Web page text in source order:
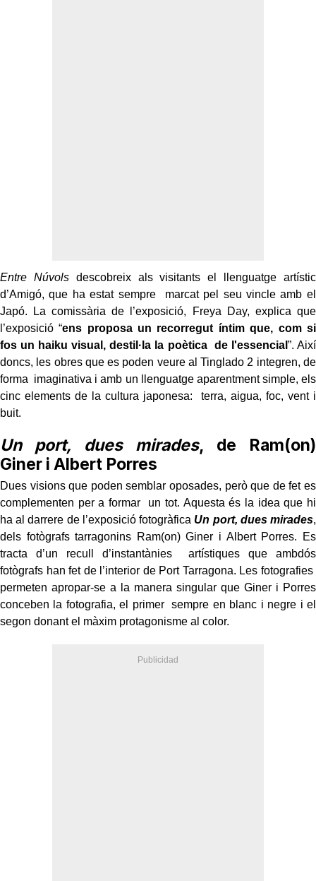
Entre Núvols descobreix als visitants el llenguatge artístic
d’Amigó, que ha estat sempre marcat pel seu vincle amb el
Japó. La comissària de l’exposició, Freya Day, explica que
’exposició “ens proposa un recorregut íntim que, com si
fos un haiku visual, destil·la la poètica de l'essencial ”. Així
doncs, les obres que es poden veure al Tinglado 2 integren, de
forma imaginativa i amb un llenguatge aparentment simple, els
cinc elements de la cultura japonesa: terra, aigua, foc, vent i
buit.
Un port, dues mirades, de Ram(on)
Giner i Albert Porres
Dues visions que poden semblar oposades, però que de fet es
complementen per a formar un tot. Aquesta és la idea que hi
ha al darrere de l’exposició fotogràfica Un port, dues mirades,
dels fotògrafs tarragonins Ram(on) Giner i Albert Porres. Es
tracta d’un recull d’instantànies artístiques que ambdós
fotògrafs han fet de l’interior de Port Tarragona. Les fotografies
permeten apropar-se a la manera singular que Giner i Porres
conceben la fotografia, el primer sempre en blanc i negre i el
segon donant el màxim protagonisme al color.